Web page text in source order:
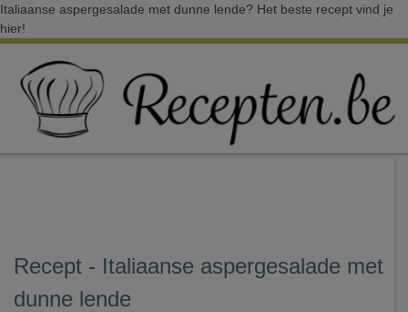
Italiaanse aspergesalade met dunne lende? Het beste recept vind je
hier!
Recept - Italiaanse aspergesalade met
dunne lende